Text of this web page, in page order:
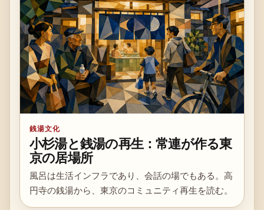
銭湯文化
小杉湯と銭湯の再生：常連が作る東
京の居場所
風呂は生活インフラであり、会話の場でもある。高
円寺の銭湯から、東京のコミュニティ再生を読む。